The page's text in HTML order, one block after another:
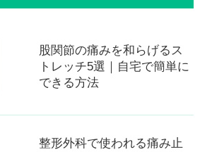
股関節の痛みを和らげるス
トレッチ5選｜自宅で簡単に
できる方法
整形外科で使われる痛み止